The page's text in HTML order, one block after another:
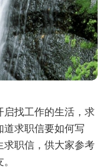
启找工作的生活，求
道求职信要如何写
求职信，供大家参考